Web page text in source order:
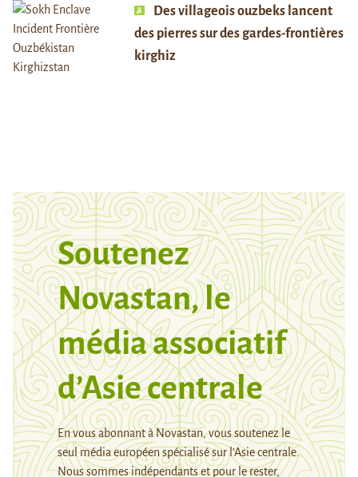
Des villageois ouzbeks lancent
des pierres sur des gardes-frontières
kirghiz
Soutenez
Novastan, le
média associatif
d’Asie centrale
En vous abonnant à Novastan, vous soutenez le
seul média européen spécialisé sur l’Asie centrale.
Nous sommes indépendants et pour le rester,